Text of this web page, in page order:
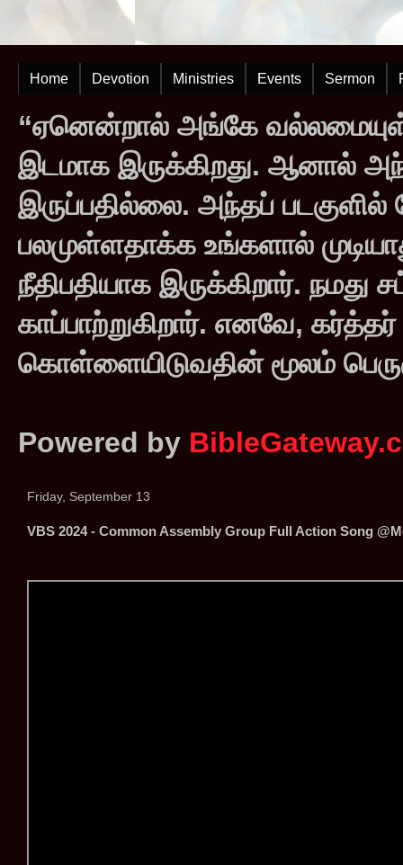
Home Devotion Ministries Events Sermon
“ஏனென்றால் அங்கே
இடமாக இருக்கிறது. ஆனால்
இருப்பதில்லை. அந்தப்
பலமுள்ளதாக்க உங்களால்
நீதிபதியாக இருக்கிறார்.
காப்பாற்றுகிறார். எனவே,
கொள்ளையிடுவதின் மூலம்
Powered by
Friday, September 13
VBS 2024 - Common Assembly Group Full Action Song